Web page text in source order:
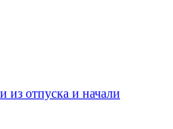
из отпуска и начали